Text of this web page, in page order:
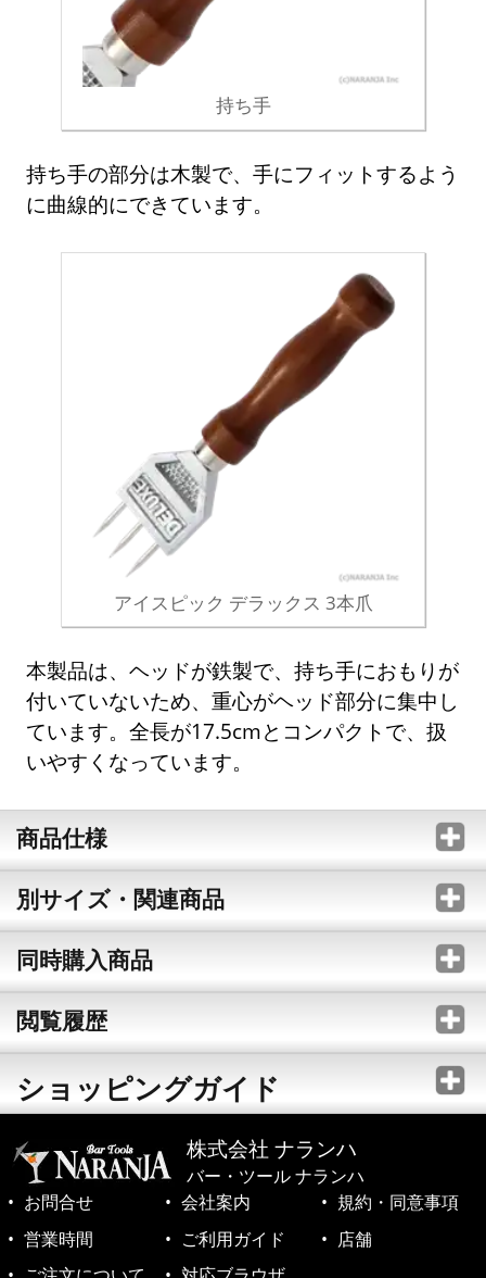
持ち手
持ち手の部分は木製で、手にフィットするよう
に曲線的にできています。
アイスピック デラックス 3本爪
本製品は、ヘッドが鉄製で、持ち手におもりが
付いていないため、重心がヘッド部分に集中し
ています。全長が17.5cmとコンパクトで、扱
いやすくなっています。
商品仕様
別サイズ・関連商品
同時購入商品
閲覧履歴
ショッピングガイド
株式会社 ナランハ
バー・ツール ナランハ
お問合せ
会社案内
規約・同意事項
営業時間
ご利用ガイド
店舗